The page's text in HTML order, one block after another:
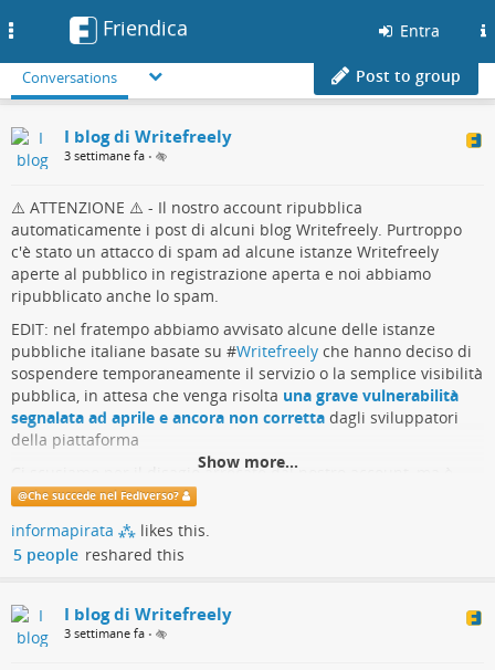
Friendica Entra
Conversations Post to group
I blog di Writefreely
3 settimane fa •
⚠️ ATTENZIONE ⚠️ - Il nostro account ripubblica
automaticamente i post di alcuni blog Writefreely. Purtroppo
c'è stato un attacco di spam ad alcune istanze Writefreely
aperte al pubblico in registrazione aperta e noi abbiamo
ripubblicato anche lo spam.
EDIT: nel fratempo abbiamo avvisato alcune delle istanze
pubbliche italiane basate su #Writefreely che hanno deciso di
sospendere temporaneamente il servizio o la semplice visibilità
pubblica, in attesa che venga risolta una grave vulnerabilità
segnalata ad aprile e ancora non corretta dagli sviluppatori
della piattaforma
Ci scusiamo per il disagio arrecato dal nostro account, ma è
stato proprio grazie a questo disagio che siamo riusciti ad
che Writefreely non presenta strumenti di amministrazione che
consentano agli admin di monitorare puntualmente le attività
Show more...
@Che succede nel Fediverso?
informapirata ⁂ likes this.
5 people reshared this
I blog di Writefreely
3 settimane fa •